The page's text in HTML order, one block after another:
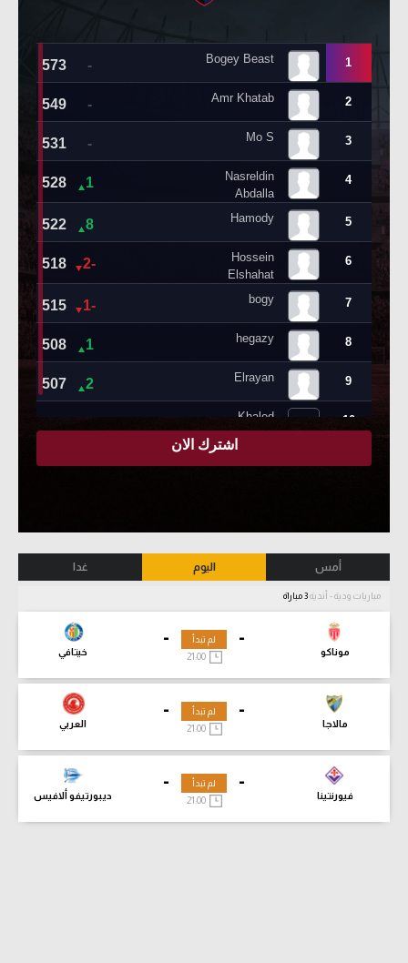
أمس اليوم غدا
مباريات ودية - أندية
-
موناكو
-
خيتافي
لم تبدأ
21:00
-
مالاجا
-
العربي
لم تبدأ
21:00
-
فيورنتينا
-
ديبورتيفو ألافيس
لم تبدأ
21:00